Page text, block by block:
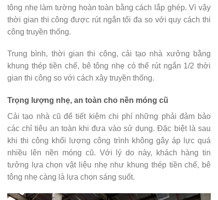
tông nhẹ làm tường hoàn toàn bằng cách lắp ghép. Vì vậy
thời gian thi công được rút ngắn tối đa so với quy cách thi
công truyền thống.
Trung bình, thời gian thi công, cải tạo nhà xưởng bằng
khung thép tiền chế, bê tông nhẹ có thể rút ngắn 1/2 thời
gian thi công so với cách xây truyền thống.
Trọng lượng nhẹ, an toàn cho nền móng cũ
Cải tạo nhà cũ để tiết kiệm chi phí những phải đảm bảo
các chỉ tiêu an toàn khi đưa vào sử dụng. Đặc biệt là sau
khi thi công khối lượng công trình không gây áp lực quá
nhiều lên nền móng cũ. Với lý do này, khách hàng tin
tưởng lựa chọn vật liệu nhẹ như khung thép tiền chế, bê
tông nhẹ càng là lựa chọn sáng suốt.